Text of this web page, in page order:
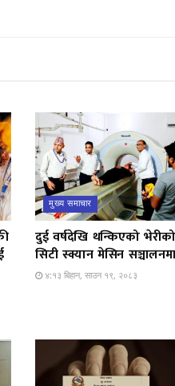
मुख्य समाचार
दुई वर्षदेखि थन्किएको भेरीको
सिटी स्क्यान मेसिन
४:१३ बिहान, साउन १९, २०८३